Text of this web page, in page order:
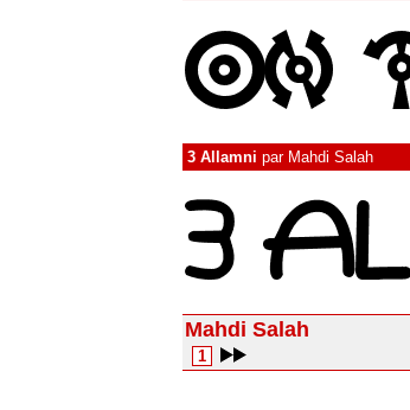
3 Allamni par Mahdi Salah
Mahdi Salah
1